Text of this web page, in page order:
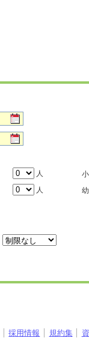
人
人
採用情報 規約集